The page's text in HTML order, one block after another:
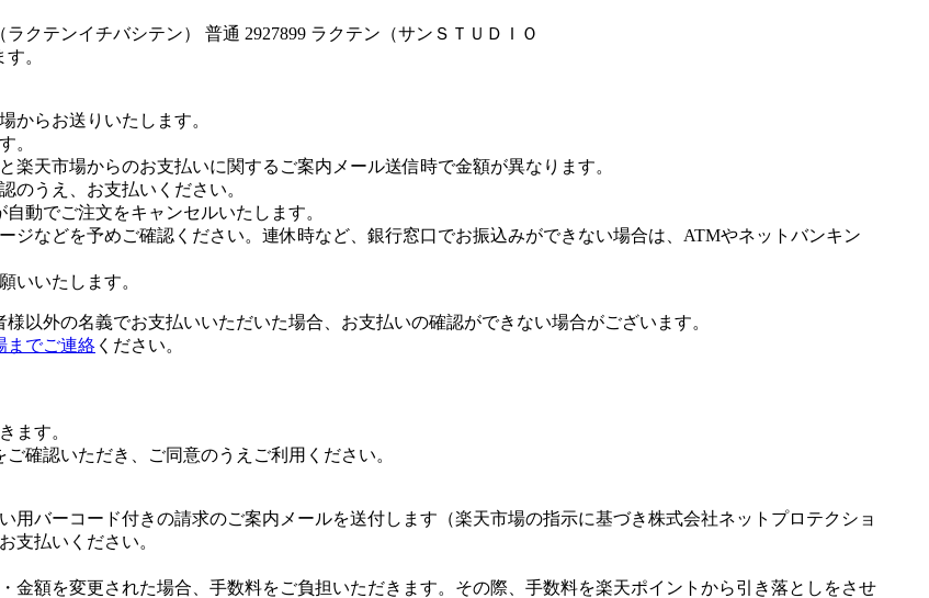
クテンイチバシテン） 普通 2927899 ラクテン（サンＳＴＵＤＩＯ
。
からお送りいたします。
。
楽天市場からのお支払いに関するご案内メール送信時で金額が異なります。
のうえ、お支払いください。
動でご注文をキャンセルいたします。
ジなどを予めご確認ください。連休時など、銀行窓口でお振込みができない場合は、ATMやネットバンキン
いいたします。
以外の名義でお支払いいただいた場合、お支払いの確認ができない場合がございます。
までご連絡 ください。
ます。
ご確認いただき、ご同意のうえご利用ください。
用バーコード付きの請求のご案内メールを送付します（楽天市場の指示に基づき株式会社ネットプロテクショ
支払いください。
金額を変更された場合、手数料をご負担いただきます。その際、手数料を楽天ポイントから引き落としをさせ